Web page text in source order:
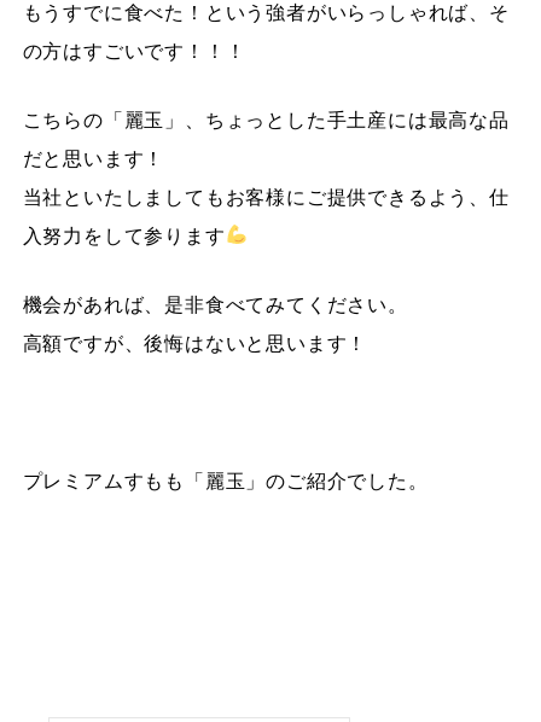
もうすでに食べた！という強者がいらっしゃれば、そ
の方はすごいです！！！
こちらの「麗玉」、ちょっとした手土産には最高な品
だと思います！
当社といたしましてもお客様にご提供できるよう、仕
入努力をして参ります
機会があれば、是非食べてみてください。
高額ですが、後悔はないと思います！
プレミアムすもも「麗玉」のご紹介でした。